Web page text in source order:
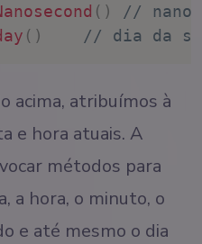
( )
//
( ) // dia da
acima, atribuímos à
e hora atuais. A
métodos para
a hora, o minuto, o
e até mesmo o dia